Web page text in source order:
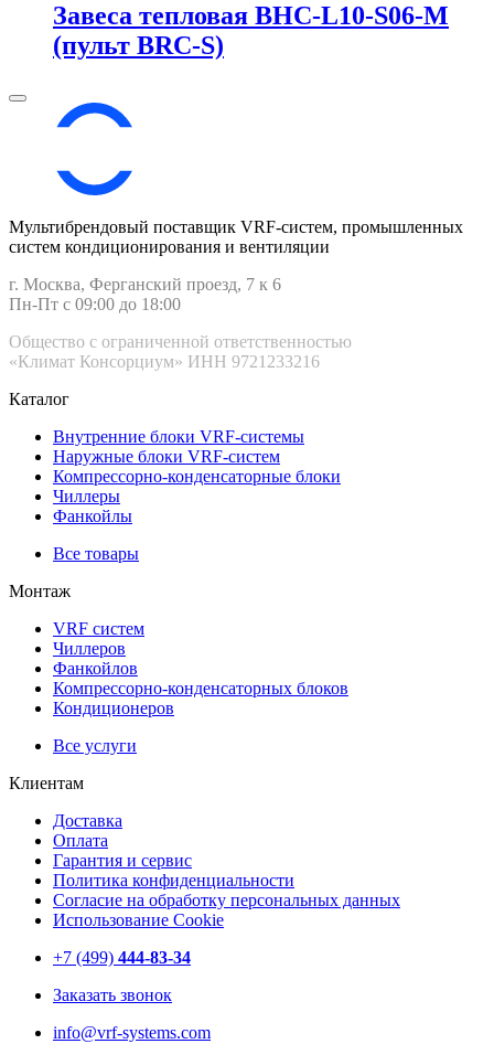
Завеса тепловая BHC-L10-S06-M
(пульт BRC-S)
Мультибрендовый поставщик VRF-cистем, промышленных
систем кондиционирования и вентиляции
г. Москва, Ферганский проезд, 7 к 6
Пн-Пт с 09:00 до 18:00
Общество с ограниченной ответственностью
«Климат Консорциум» ИНН 9721233216
Каталог
Внутренние блоки VRF-cистемы
Наружные блоки VRF-cистем
Компрессорно-конденсаторные блоки
Чиллеры
Фанкойлы
Все товары
Монтаж
VRF систем
Чиллеров
Фанкойлов
Компрессорно-конденсаторных блоков
Кондиционеров
Все услуги
Клиентам
Доставка
Оплата
Гарантия и сервис
Политика конфиденциальности
Согласие на обработку персональных данных
Использование Cookie
+7 (499) 444-83-34
Заказать звонок
info@vrf-systems.com